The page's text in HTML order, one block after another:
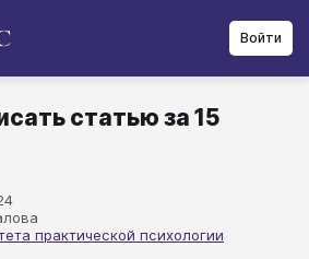
Войти
статью за 15
практической психологии